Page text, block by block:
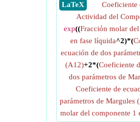
​ LaTeX
Coeficiente
Actividad del
exp((Fracción molar
en fase líquida^2)*(
ecuación de dos
(A12)+2*(Coeficiente
dos parámetros de
Coeficiente de
parámetros de Margules
molar del componente 1